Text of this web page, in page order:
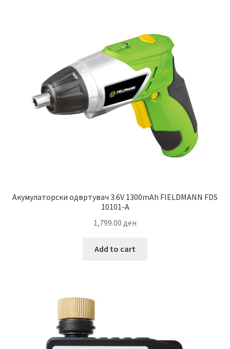
Акумулаторски одвртувач 3.6V 1300mAh FIELDMANN FDS
10101-A
1,799.00 ден
Add to cart